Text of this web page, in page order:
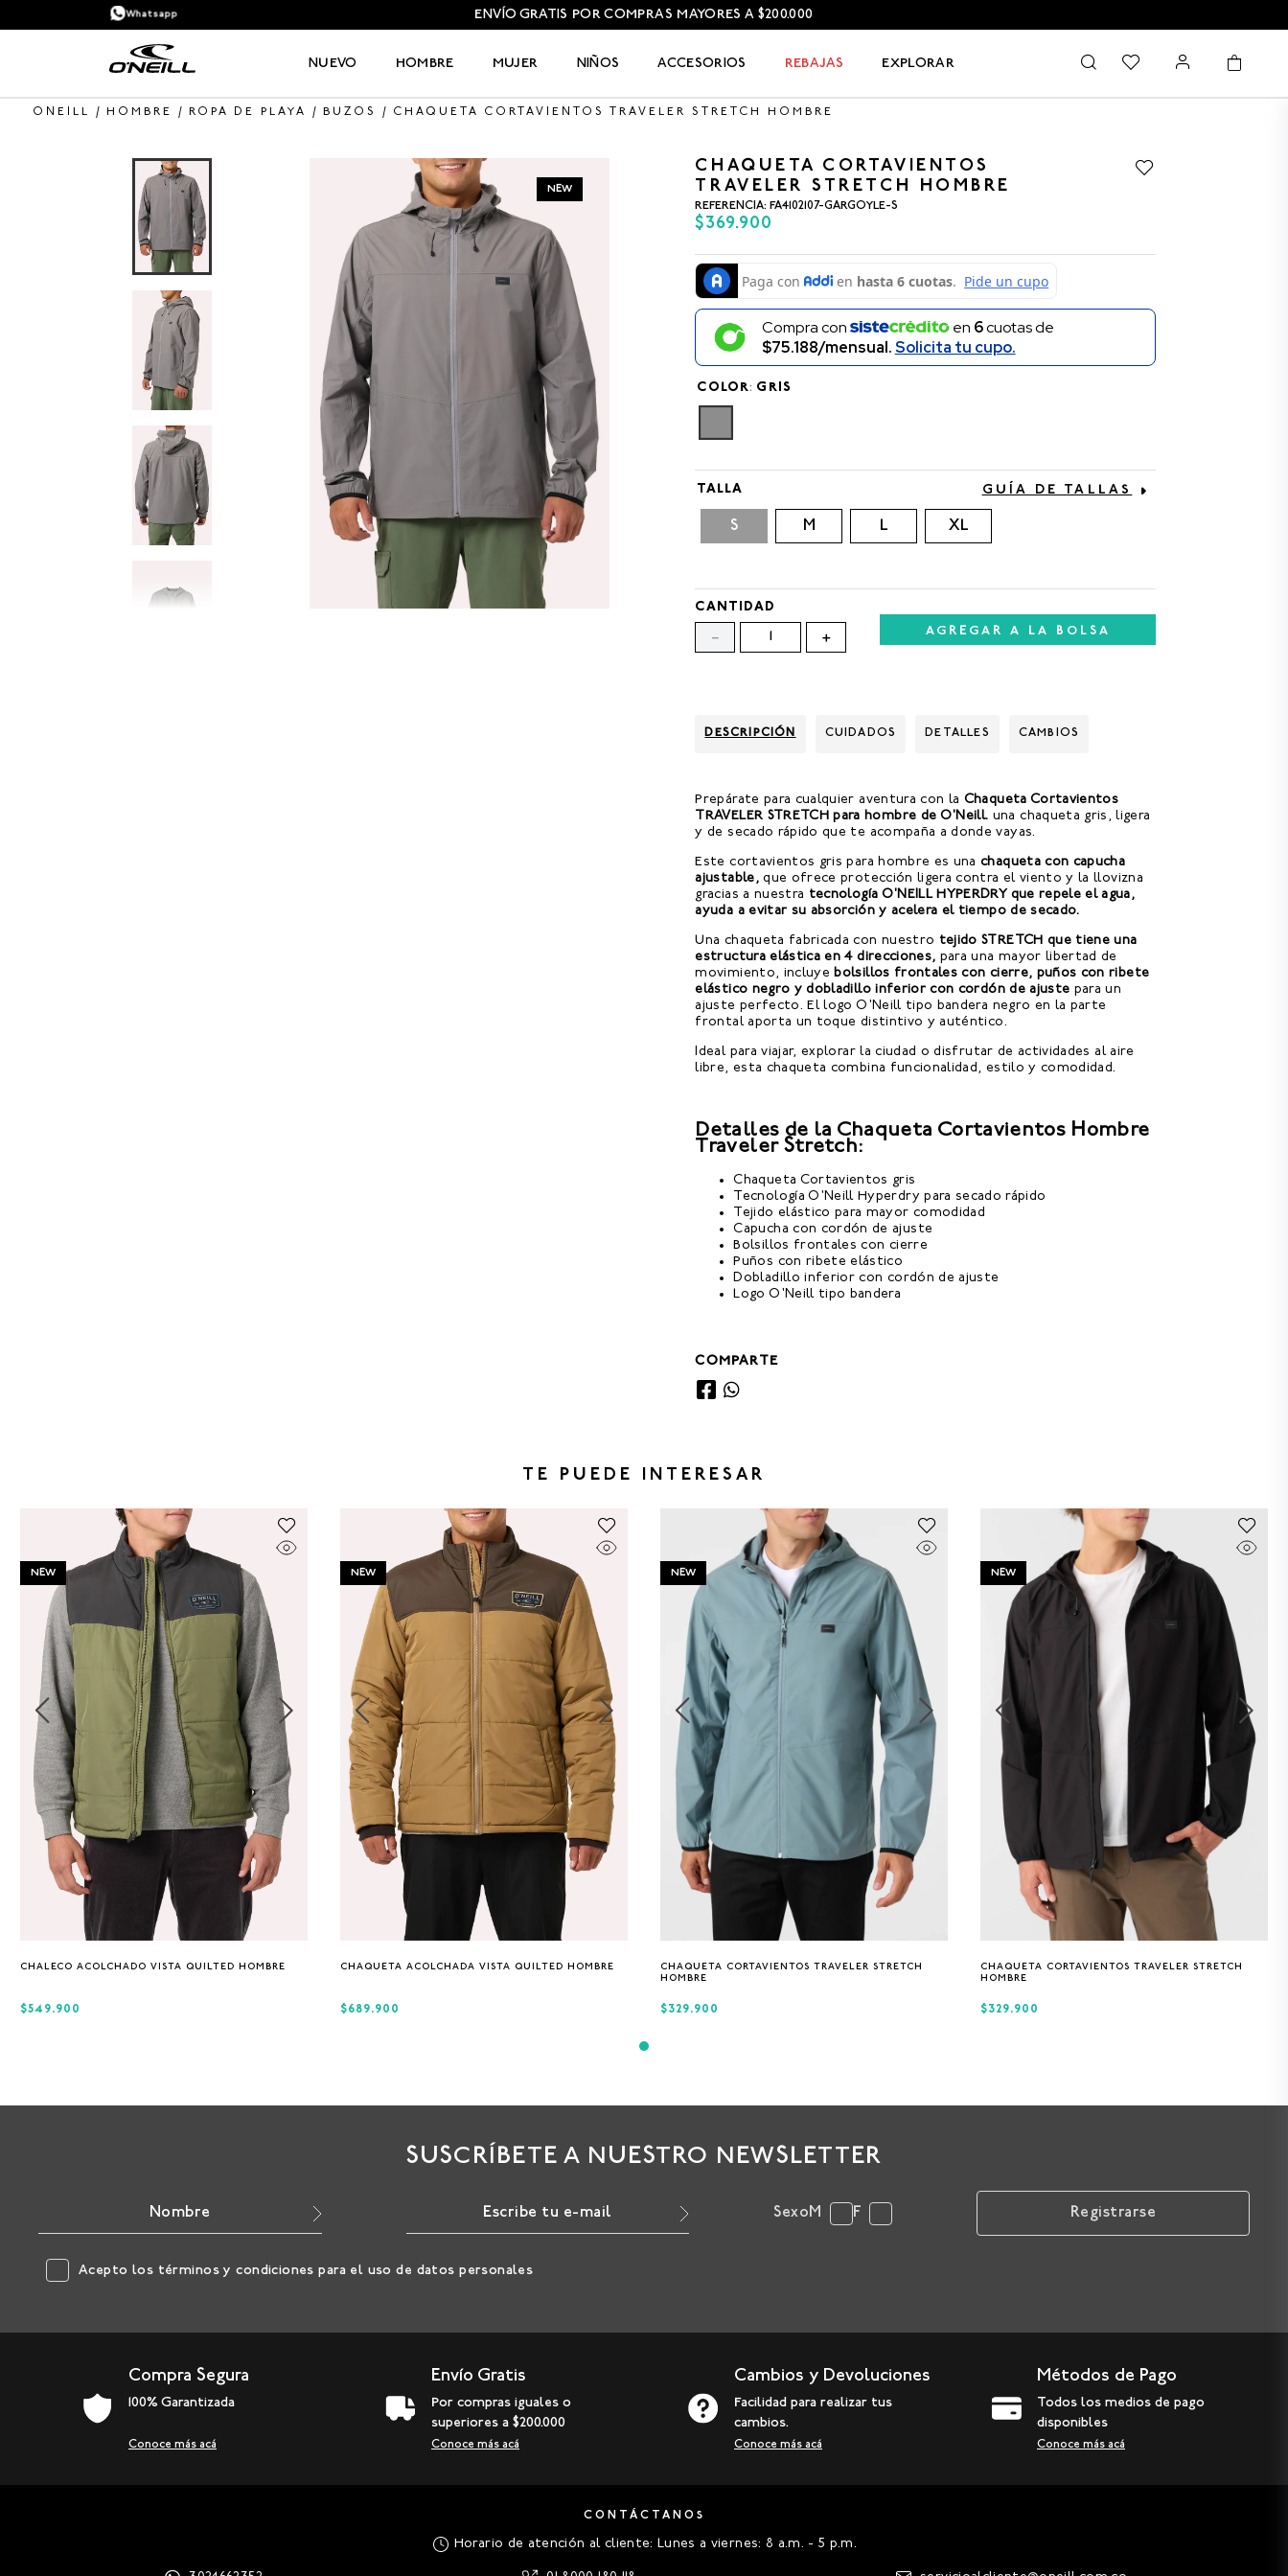
ENVÍO GRATIS POR COMPRAS MAYORES A $200.000
Whatsapp
NUEVO HOMBRE MUJER NIÑOS ACCESORIOS REBAJAS EXPLORAR
HOMBRE ROPA DE PLAYA BUZOS CHAQUETA CORTAVIENTOS TRAVELER STRETCH HOMBRE
NEW
CHAQUETA CORTAVIENTOS
TRAVELER STRETCH HOMBRE
REFERENCIA: FA4102107-GARGOYLE-S
$369.900
Compra con en 6cuotas de
$75.188/mensual.Solicita tu cupo.
COLOR: GRIS
TALLA
S M L XL
GUÍA DE TALLAS
CANTIDAD
＋
－ AGREGAR A LA BOLSA
DESCRIPCIÓN CUIDADOS DETALLES CAMBIOS
Prepárate para cualquier aventura con la Chaqueta Cortavientos
TRAVELER STRETCH para hombre de O'Neill. una chaqueta gris, ligera
y de secado rápido que te acompaña a donde vayas.
Este cortavientos gris para hombre es unachaqueta con capucha
ajustable,que ofrece protección ligera contra el viento y la llovizna
gracias a nuestra tecnología O'NEILL HYPERDRY que repele el agua,
ayuda a evitar su absorción y acelera el tiempo de secado.
Una chaqueta fabricada con nuestro tejido STRETCH que tiene una
estructura elástica en 4 direcciones, para una mayor libertad de
movimiento, incluye bolsillos frontales con cierre, puños con ribete
elástico negro y dobladillo inferior con cordón de ajuste para un
ajuste perfecto. El logo O'Neill tipo bandera negro en la parte
frontal aporta un toque distintivo y auténtico.
Ideal para viajar, explorar la ciudad o disfrutar de actividades al aire
libre, esta chaqueta combina funcionalidad, estilo y comodidad.
Detalles de la Chaqueta Cortavientos Hombre
Traveler Stretch:
Chaqueta Cortavientos gris
Tecnología O'Neill Hyperdry para secado rápido
Tejido elástico para mayor comodidad
Capucha con cordón de ajuste
Bolsillos frontales con cierre
Puños con ribete elástico
Dobladillo inferior con cordón de ajuste
Logo O'Neill tipo bandera
COMPARTE
TE PUEDE INTERESAR
CHALECO ACOLCHADO VISTA QUILTED HOMBRE
$549.900
NEW
CHAQUETA ACOLCHADA VISTA QUILTED HOMBRE
$689.900
NEW
CHAQUETA CORTAVIENTOS TRAVELER STRETCH
HOMBRE
M
$329.900
NEW
CHAQUETA CORTAVIENTOS TRAVELER STRETCH
HOMBRE
L
$329.900
NEW
SUSCRÍBETE A NUESTRO NEWSLETTER
Sexo M F Registrarse
Acepto los términos y condiciones para el uso de datos personales
Compra Segura
100% Garantizada
Conoce más acá
Envío Gratis
Por compras iguales o
superiores a $200.000
Conoce más acá
Cambios y Devoluciones
Facilidad para realizar tus
cambios.
Conoce más acá
Métodos de Pago
Todos los medios de pago
disponibles
Conoce más acá
CONTÁCTANOS
Horario de atención al cliente: Lunes a viernes: 8 a.m. - 5 p.m.
TÉRMINOS MÁS BUSCADOS
PANTALONETA
PANTALONETAS HOMBRE
SANDALIAS
SANDALIAS HOMBRE
MORRALES